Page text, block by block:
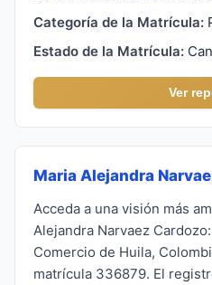
Categoría de la Matrícula:
Estado de la Matrícula:
Ver
Maria Alejandra
Acceda a una visión más
Alejandra Narvaez
Comercio de Huila,
matrícula 336879. El